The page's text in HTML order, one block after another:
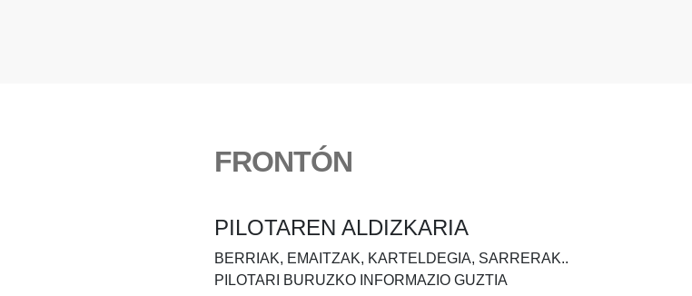
FRONTÓN
PILOTAREN ALDIZKARIA
BERRIAK, EMAITZAK, KARTELDEGIA, SARRERAK..
PILOTARI BURUZKO INFORMAZIO GUZTIA